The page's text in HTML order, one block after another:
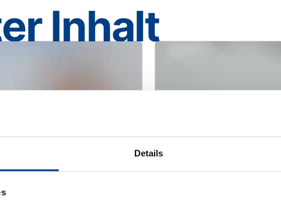
Details
Inhalt